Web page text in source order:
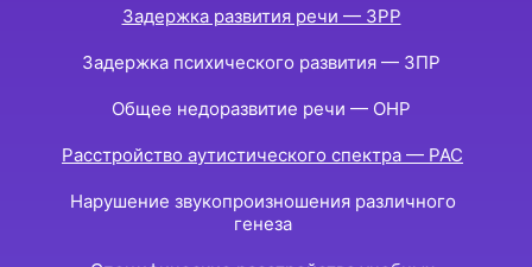
Задержка развития речи — ЗРР
Задержка психического развития — ЗПР
Общее недоразвитие речи — ОНР
Расстройство аутистического спектра — РАС
Нарушение звукопроизношения различного
генеза